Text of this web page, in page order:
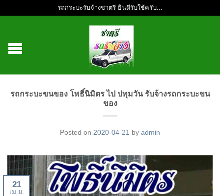
รถกระบะรับจ้างชาตรี ยินดีรับใช้ครับ...
รถกระบะขนของ โพธิ์นิมิตร ไป ปทุมวัน รับจ้างรถกระบะขน
ของ
Posted on 2020-04-21 by admin
21
เม.ย.